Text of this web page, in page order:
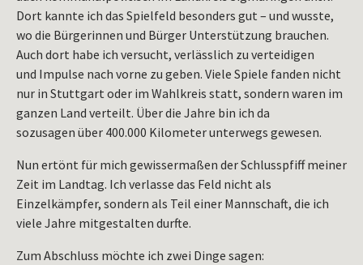
Dort kannte ich das Spielfeld besonders gut – und wusste,
wo die Bürgerinnen und Bürger Unterstützung brauchen.
Auch dort habe ich versucht, verlässlich zu verteidigen
und Impulse nach vorne zu geben. Viele Spiele fanden nicht
nur in Stuttgart oder im Wahlkreis statt, sondern waren im
ganzen Land verteilt. Über die Jahre bin ich da
sozusagen über 400.000 Kilometer unterwegs gewesen.
Nun ertönt für mich gewissermaßen der Schlusspfiff meiner
Zeit im Landtag. Ich verlasse das Feld nicht als
Einzelkämpfer, sondern als Teil einer Mannschaft, die ich
viele Jahre mitgestalten durfte.
Zum Abschluss möchte ich zwei Dinge sagen: